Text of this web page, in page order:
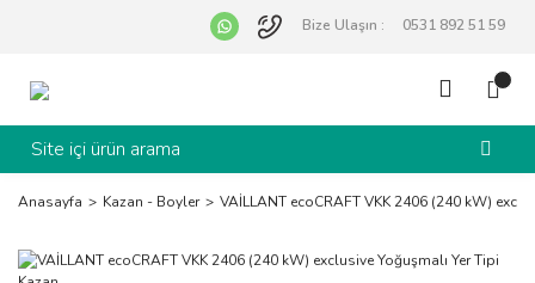
Bize Ulaşın : 0531 892 51 59
Anasayfa Kazan - Boyler VAİLLANT ecoCRAFT VKK 2406 (240 kW)